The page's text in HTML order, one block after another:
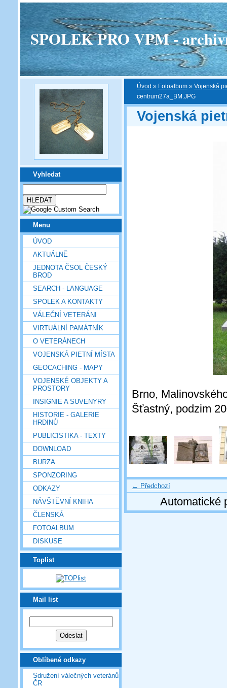
SPOLEK PRO VPM -
Vyhledat
Menu
ÚVOD
AKTUÁLNĚ
JEDNOTA ČSOL ČESKÝ
BROD
SEARCH - LANGUAGE
SPOLEK A KONTAKTY
VÁLEČNÍ VETERÁNI
VIRTUÁLNÍ PAMÁTNÍK
O VETERÁNECH
VOJENSKÁ PIETNÍ MÍSTA
GEOCACHING - MAPY
VOJENSKÉ OBJEKTY A
PROSTORY
INSIGNIE A SUVENYRY
HISTORIE - GALERIE
HRDINŮ
PUBLICISTIKA - TEXTY
DOWNLOAD
BURZA
SPONZORING
ODKAZY
NÁVŠTĚVNÍ KNIHA
ČLENSKÁ
FOTOALBUM
DISKUSE
Toplist
Mail list
Oblíbené odkazy
Sdružení válečných veteránů
ČR
Úvod » Fotoalbum » Vojenská
centrum27a_BM.JPG
Vojenská
Brno,
Šťastný, podzim
← Předchozí
Automatické